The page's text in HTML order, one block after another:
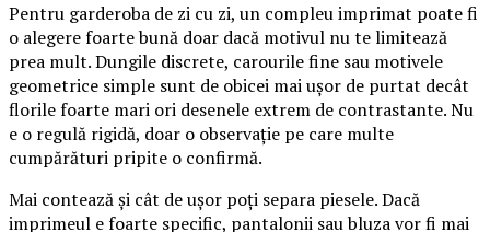
Pentru garderoba de zi cu zi, un compleu imprimat poate fi
o alegere foarte bună doar dacă motivul nu te limitează
prea mult. Dungile discrete, carourile fine sau motivele
geometrice simple sunt de obicei mai ușor de purtat decât
florile foarte mari ori desenele extrem de contrastante. Nu
e o regulă rigidă, doar o observație pe care multe
cumpărături pripite o confirmă.
Mai contează și cât de ușor poți separa piesele. Dacă
imprimeul e foarte specific, pantalonii sau bluza vor fi mai